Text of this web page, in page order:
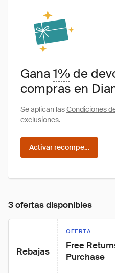
Gana1% de
compras en
Se aplican lasCondiciones
exclusiones.
Activar recompensas
3 ofertas disponibles
Rebajas
OFERTA
Free
Purchase